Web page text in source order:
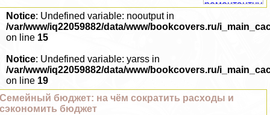
Notice: Undefined variable: nooutput in
/var/www/iq22059882/data/www/bookcovers.ru/
on line 15
Notice: Undefined variable: yarss in
/var/www/iq22059882/data/www/bookcovers.ru/
on line 19
Семейный бюджет: на чём сократить расходы и
сэкономить бюджет